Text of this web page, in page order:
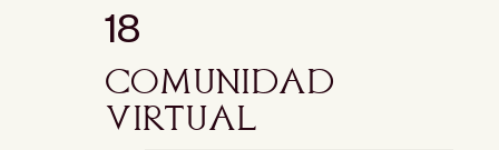
18
comunidad
virtual